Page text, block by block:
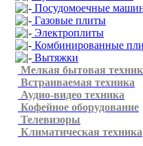
Посудомоечные
Газовые плиты
Электроплиты
Комбинированные
Вытяжки
Мелкая бытовая
Встраиваемая техника
Аудио-видео техника
Кофейное оборудование
Телевизоры
Климатическая техника